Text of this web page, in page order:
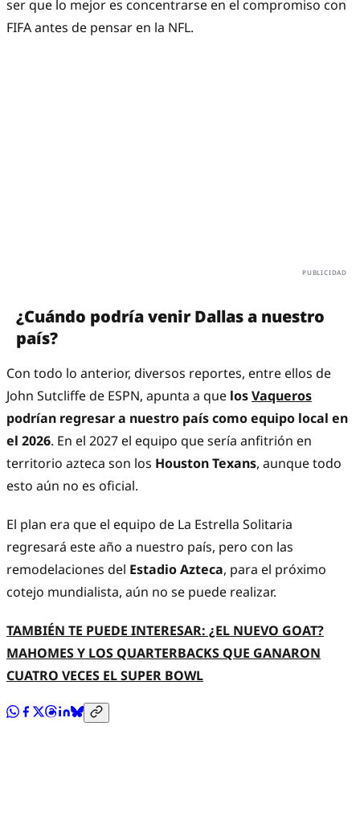
ser que lo mejor es concentrarse en el compromiso con
FIFA antes de pensar en la NFL.
¿Cuándo podría venir Dallas a nuestro
país?
Con todo lo anterior, diversos reportes, entre ellos de
John Sutcliffe de ESPN, apunta a que losVaqueros
podrían regresar a nuestro país como equipo local en
el 2026. En el 2027 el equipo que sería anfitrión en
territorio azteca son los Houston Texans, aunque todo
esto aún no es oficial.
El plan era que el equipo de La Estrella Solitaria
regresará este año a nuestro país, pero con las
remodelaciones del Estadio Azteca, para el próximo
cotejo mundialista, aún no se puede realizar.
TAMBIÉN TE PUEDE INTERESAR: ¿EL NUEVO GOAT?
MAHOMES Y LOS QUARTERBACKS QUE GANARON
CUATRO VECES EL SUPER BOWL